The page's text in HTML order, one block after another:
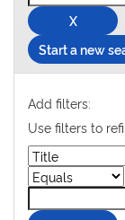
Start a new
Add filters:
Use filters to